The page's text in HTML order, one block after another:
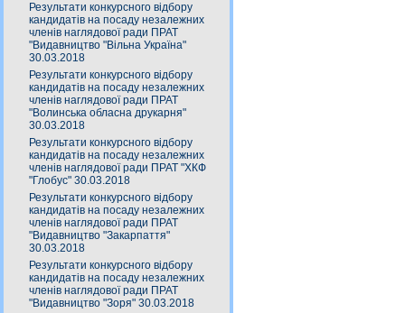
Результати конкурсного відбору
кандидатів на посаду незалежних
членів наглядової ради ПРАТ
"Видавництво "Вільна Україна"
30.03.2018
Результати конкурсного відбору
кандидатів на посаду незалежних
членів наглядової ради ПРАТ
"Волинська обласна друкарня"
30.03.2018
Результати конкурсного відбору
кандидатів на посаду незалежних
членів наглядової ради ПРАТ "ХКФ
"Глобус" 30.03.2018
Результати конкурсного відбору
кандидатів на посаду незалежних
членів наглядової ради ПРАТ
"Видавництво "Закарпаття"
30.03.2018
Результати конкурсного відбору
кандидатів на посаду незалежних
членів наглядової ради ПРАТ
"Видавництво "Зоря" 30.03.2018